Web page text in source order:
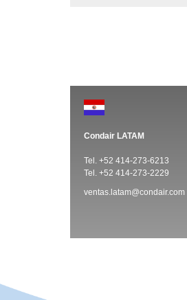
Condair LATAM
Tel. +52 414-273-6213
Tel. +52 414-273-2229
ventas.latam@condair.com